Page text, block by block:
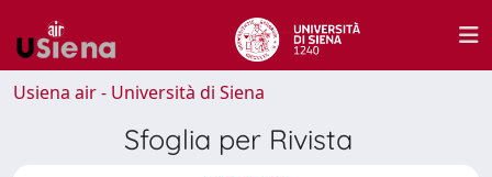
Usiena air - Università di Siena
Sfoglia per Rivista